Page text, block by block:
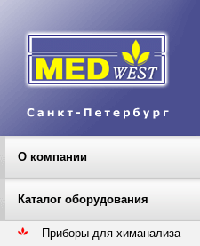
О компании
Каталог оборудования
Приборы для химанализа